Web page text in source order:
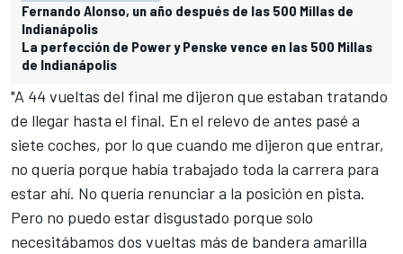
Fernando Alonso, un año después de las 500 Millas de
Indianápolis
La perfección de Power y Penske vence en las 500 Millas
de Indianápolis
"A 44 vueltas del final me dijeron que estaban tratando
de llegar hasta el final. En el relevo de antes pasé a
siete coches, por lo que cuando me dijeron que entrar,
no quería porque había trabajado toda la carrera para
estar ahí. No quería renunciar a la posición en pista.
Pero no puedo estar disgustado porque solo
necesitábamos dos vueltas más de bandera amarilla